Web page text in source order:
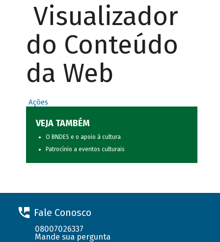
Visualizador
do Conteúdo
da Web
Ações
VEJA TAMBÉM
O BNDES e o apoio à cultura
Patrocínio a eventos culturais
Fale Conosco
08007026337
Mande sua pergunta